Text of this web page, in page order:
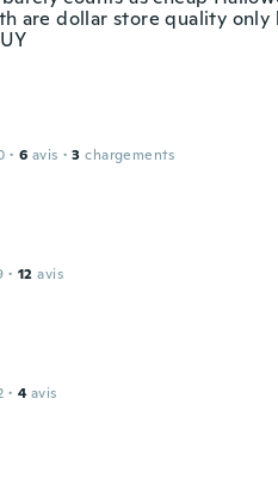
are dollar store quality
· 6 avis · 3 chargements
· 12 avis
· 4 avis